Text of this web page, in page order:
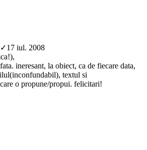
✓17 iul. 2008
ineresant, la obiect, ca de fiecare data,
textul si
o propune/propui. felicitari!